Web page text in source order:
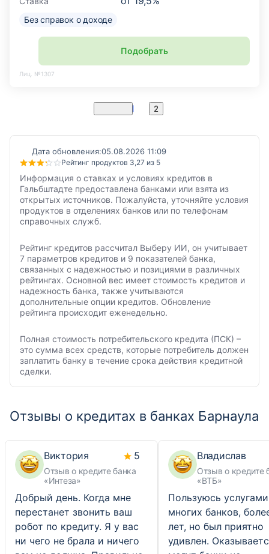
Без справок о доходе
Подобрать
Лиц. №1307
1 2
Дата обновления:05.08.2026 11:09
Рейтинг продуктов 3,27 из 5
Информация о ставках и условиях кредитов в
Гальбштадте предоставлена банками или взята из
открытых источников. Пожалуйста, уточняйте условия
продуктов в отделениях банков или по телефонам
справочных служб.
Рейтинг кредитов рассчитал Выберу ИИ, он учитывает
7 параметров кредитов и 9 показателей банка,
связанных с надежностью и позициями в различных
рейтингах. Основной вес имеет стоимость кредитов и
надежность банка, также учитываются
дополнительные опции кредитов. Обновление
рейтинга происходит еженедельно.
Полная стоимость потребительского кредита (ПСК) –
это сумма всех средств, которые потребитель должен
заплатить банку в течение срока действия кредитной
сделки.
Отзывы о кредитах в банках Барнаула
Виктория
Отзыв о кредите банка
«Интеза»
5
Добрый день. Когда мне
перестанет звонить ваш
робот по кредиту. Я у вас
ни чего не брала и ничего
Владислав
Отзыв о кредите
«ВТБ»
Пользуюсь услугами
многих банков,
лет, но был приятно
удивлен.